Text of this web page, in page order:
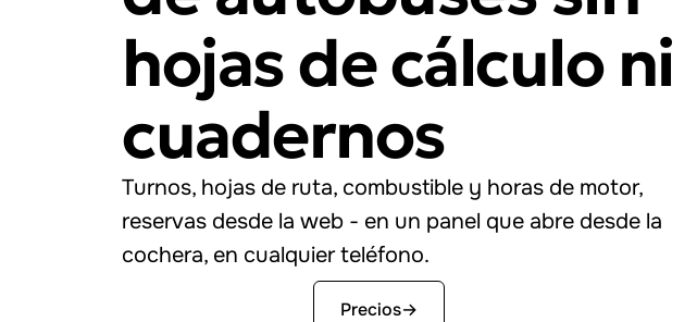
hojas de cálculo ni
cuadernos
Turnos, hojas de ruta, combustible y horas de motor,
reservas desde la web - en un panel que abre desde la
cochera, en cualquier teléfono.
Precios→